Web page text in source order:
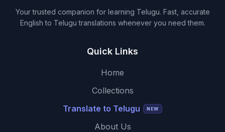
Your trusted companion for learning Telugu. Fast, accurate
English to Telugu translations whenever you need them.
Quick Links
Home
Collections
Translate to Telugu
NEW
About Us